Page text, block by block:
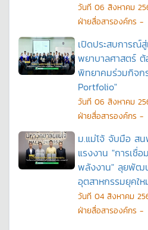
วันที 06 สิงหาคม
ฝ่ายสื่อสารองค์กร -
เปิดประสบการณ์
พยาบาลศาสตร์ ต้
พิทยาคมร่วมกิจก
Portfolio"
วันที 06 สิงหาคม
ฝ่ายสื่อสารองค์กร -
ม.แม่โจ้ จับมือ ส
แรงงาน "การเชื่
พลังงาน" ลุยพัฒ
อุตสาหกรรมยุคให
วันที 04 สิงหาคม
ฝ่ายสื่อสารองค์กร -